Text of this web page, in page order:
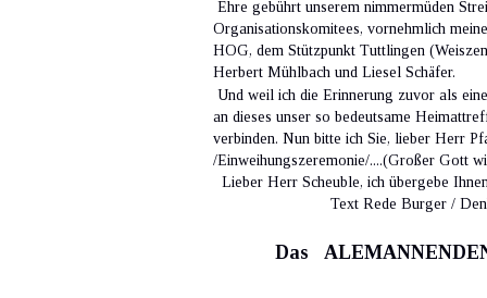
Ehre gebührt unserem nimmermüden
Organisationskomitees, vornehmlich
HOG, dem Stützpunkt Tuttlingen
Herbert Mühlbach und Liesel Schäfer.
Und weil ich die Erinnerung zuvor als
an dieses unser so bedeutsame
verbinden. Nun bitte ich Sie, lieber Herr
/Einweihungszeremonie/....(Großer Gott
Lieber Herr Scheuble, ich übergebe
Text Rede Burger
Das